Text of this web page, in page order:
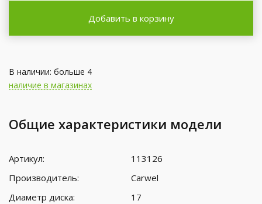
Добавить в корзину
В наличии: больше 4
наличие в магазинах
Общие характеристики модели
Артикул:
113126
Производитель:
Carwel
Диаметр диска:
17